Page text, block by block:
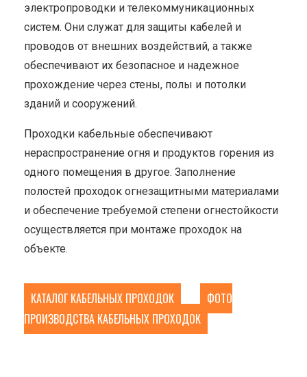
электропроводки и телекоммуникационных
систем. Они служат для защиты кабелей и
проводов от внешних воздействий, а также
обеспечивают их безопасное и надежное
прохождение через стены, полы и потолки
зданий и сооружений.
Проходки кабельные обеспечивают
нераспространение огня и продуктов горения из
одного помещения в другое. Заполнение
полостей проходок огнезащитными материалами
и обеспечение требуемой степени огнестойкости
осуществляется при монтаже проходок на
объекте.
КАТАЛОГ КАБЕЛЬНЫХ ПРОХОДОК
ФОТО
ПРОИЗВОДСТВА КАБЕЛЬНЫХ ПРОХОДОК